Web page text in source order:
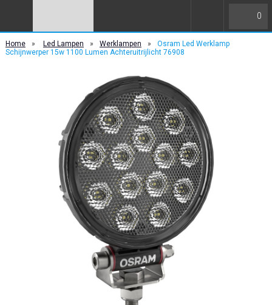
0
Home » Led Lampen » Werklampen »
Osram Led Werklamp
Schijnwerper 15w 1100 Lumen Achteruitrijlicht 76908